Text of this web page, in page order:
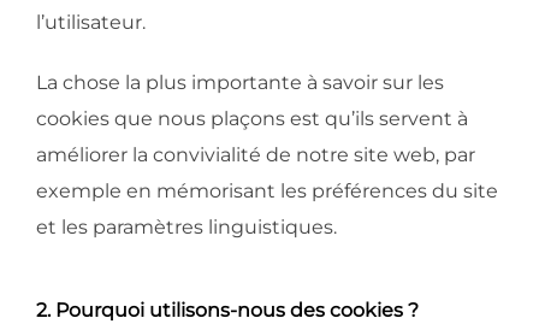
l’utilisateur.
La chose la plus importante à savoir sur les
cookies que nous plaçons est qu’ils servent à
améliorer la convivialité de notre site web, par
exemple en mémorisant les préférences du site
et les paramètres linguistiques.
2. Pourquoi utilisons-nous des cookies ?